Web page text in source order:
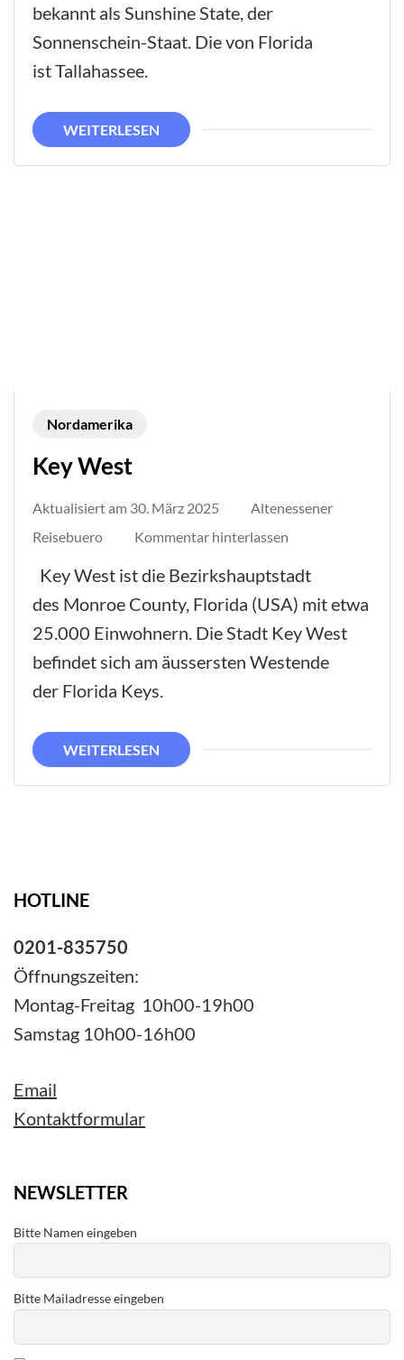
bekannt als Sunshine State, der
Sonnenschein-Staat. Die von Florida
ist Tallahassee.
WEITERLESEN
Nordamerika
Key West
Aktualisiert am 30. März 2025
Altenessener
Reisebuero
Kommentar hinterlassen
West
Key West ist die Bezirkshauptstadt
des Monroe County, Florida (USA) mit etwa
25.000 Einwohnern. Die Stadt Key West
befindet sich am äussersten Westende
der Florida Keys.
WEITERLESEN
HOTLINE
0201-835750
Öffnungszeiten:
Montag-Freitag 10h00-19h00
Samstag 10h00-16h00
Email
Kontaktformular
NEWSLETTER
Bitte Namen eingeben
Bitte Mailadresse eingeben